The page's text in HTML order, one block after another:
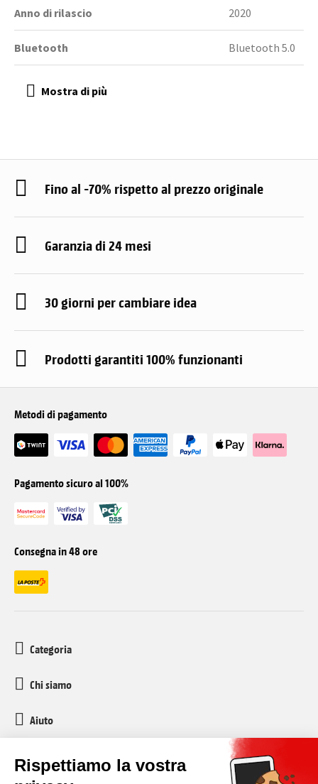
Anno di rilascio 2020
Bluetooth Bluetooth 5.0
Fino al -70% rispetto al prezzo originale
Garanzia di 24 mesi
30 giorni per cambiare idea
Prodotti garantiti 100% funzionanti
Metodi di pagamento
Pagamento sicuro al 100%
Consegna in 48 ore
Categoria
Chi siamo
Aiuto